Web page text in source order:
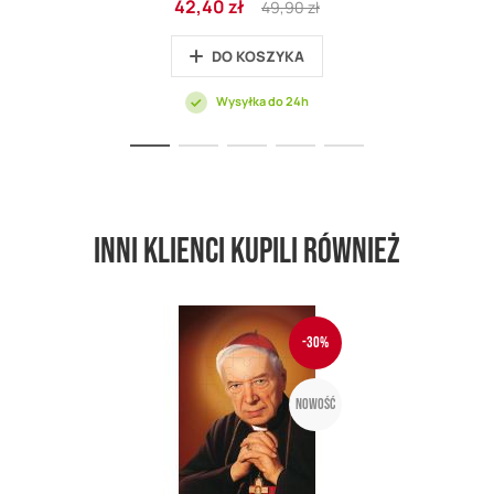
promocyjna
42,40 zł
Price
49,90 zł
DO KOSZYKA
Wysyłka do 24h
Inni klienci kupili również
-30%
Nowość